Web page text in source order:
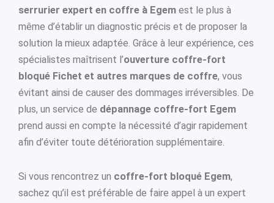
serrurier expert en coffre à Egem est le plus à
même d’établir un diagnostic précis et de proposer la
solution la mieux adaptée. Grâce à leur expérience, ces
spécialistes maîtrisent l’ouverture coffre-fort
bloqué Fichet et autres marques de coffre, vous
évitant ainsi de causer des dommages irréversibles. De
plus, un service de dépannage coffre-fort Egem
prend aussi en compte la nécessité d’agir rapidement
afin d’éviter toute détérioration supplémentaire.
Si vous rencontrez un coffre-fort bloqué Egem,
sachez qu’il est préférable de faire appel à un expert